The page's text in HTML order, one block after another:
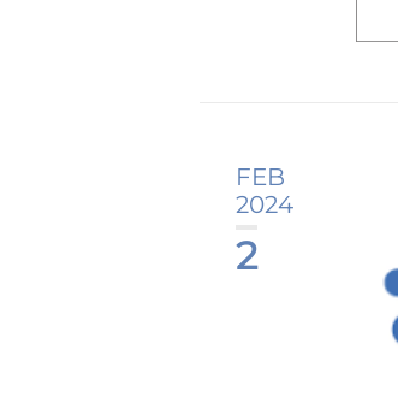
FEB
2024
2